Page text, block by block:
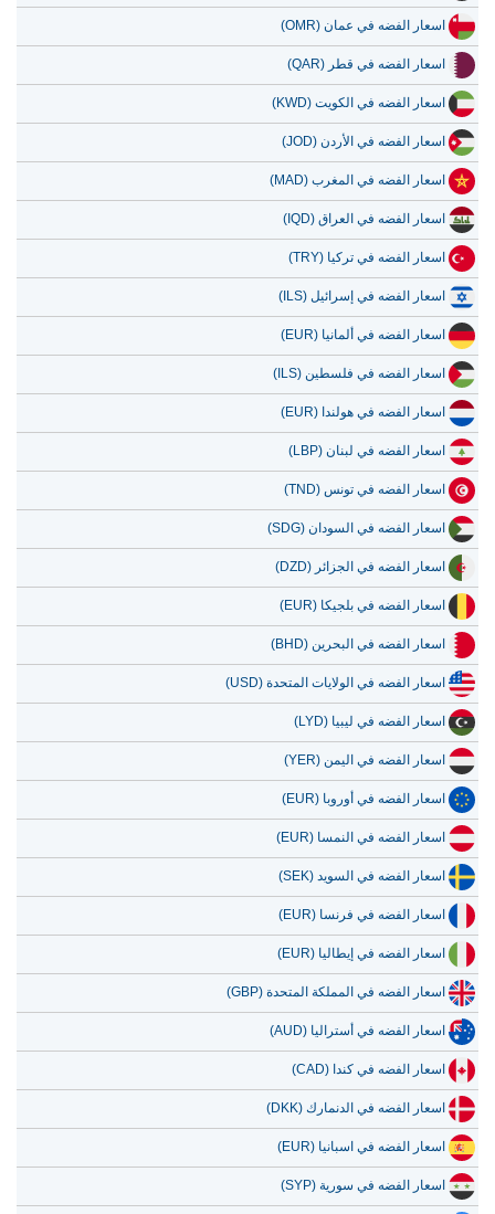
13 يوليو 2026
12 يوليو 2026
11 يوليو 2026
10 يوليو 2026
9 يوليو 2026
8 يوليو 2026
اسعار الفضه في عمان (OMR)
اسعار الفضه في قطر (QAR)
اسعار الفضه في الكويت (KWD)
اسعار الفضه في الأردن (JOD)
اسعار الفضه في المغرب (MAD)
اسعار الفضه في العراق (IQD)
اسعار الفضه في تركيا (TRY)
اسعار الفضه في إسرائيل (ILS)
اسعار الفضه في ألمانيا (EUR)
اسعار الفضه في فلسطين (ILS)
اسعار الفضه في هولندا (EUR)
اسعار الفضه في لبنان (LBP)
اسعار الفضه في تونس (TND)
اسعار الفضه في السودان (SDG)
اسعار الفضه في الجزائر (DZD)
اسعار الفضه في بلجيكا (EUR)
اسعار الفضه في البحرين (BHD)
اسعار الفضه في الولايات المتحدة (USD)
اسعار الفضه في ليبيا (LYD)
اسعار الفضه في اليمن (YER)
اسعار الفضه في أوروبا (EUR)
اسعار الفضه في النمسا (EUR)
اسعار الفضه في السويد (SEK)
اسعار الفضه في فرنسا (EUR)
اسعار الفضه في إيطاليا (EUR)
اسعار الفضه في المملكة المتحدة (GBP)
اسعار الفضه في أستراليا (AUD)
اسعار الفضه في كندا (CAD)
اسعار الفضه في الدنمارك (DKK)
اسعار الفضه في اسبانيا (EUR)
اسعار الفضه في سورية (SYP)